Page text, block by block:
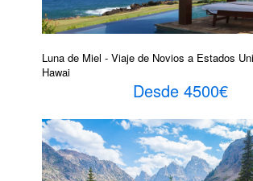
Luna de Miel - Viaje de Novios a Estados
Hawai
Desde 4500€